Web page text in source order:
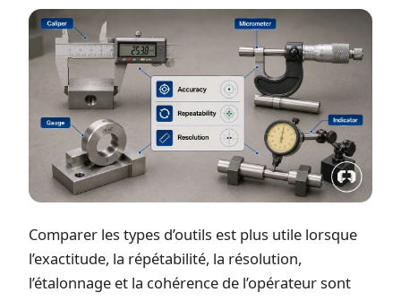
Comparer les types d’outils est plus utile lorsque
l’exactitude, la répétabilité, la résolution,
l’étalonnage et la cohérence de l’opérateur sont